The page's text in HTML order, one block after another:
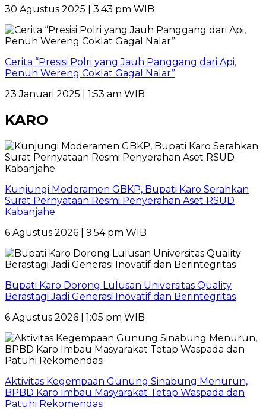
30 Agustus 2025 | 3:43 pm WIB
Cerita “Presisi Polri yang Jauh Panggang dari Api,
Penuh Wereng Coklat Gagal Nalar”
23 Januari 2025 | 1:53 am WIB
KARO
Kunjungi Moderamen GBKP, Bupati Karo Serahkan
Surat Pernyataan Resmi Penyerahan Aset RSUD
Kabanjahe
6 Agustus 2026 | 9:54 pm WIB
Bupati Karo Dorong Lulusan Universitas Quality
Berastagi Jadi Generasi Inovatif dan Berintegritas
6 Agustus 2026 | 1:05 pm WIB
Aktivitas Kegempaan Gunung Sinabung Menurun,
BPBD Karo Imbau Masyarakat Tetap Waspada dan
Patuhi Rekomendasi